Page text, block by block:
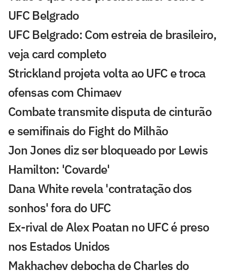
UFC Belgrado
UFC Belgrado: Com estreia de brasileiro,
veja card completo
Strickland projeta volta ao UFC e troca
ofensas com Chimaev
Combate transmite disputa de cinturão
e semifinais do Fight do Milhão
Jon Jones diz ser bloqueado por Lewis
Hamilton: 'Covarde'
Dana White revela 'contratação dos
sonhos' fora do UFC
Ex-rival de Alex Poatan no UFC é preso
nos Estados Unidos
Makhachev debocha de Charles do